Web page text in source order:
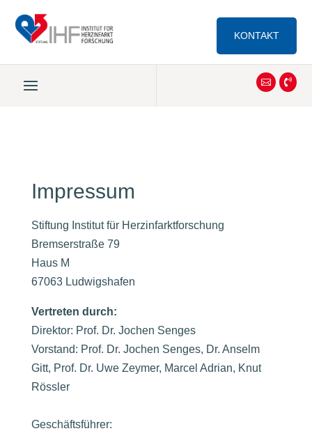
KONTAKT
 
Impressum
Stiftung Institut für Herzinfarktforschung
Bremserstraße 79
Haus M
67063 Ludwigshafen
Vertreten durch:
Direktor: Prof. Dr. Jochen Senges
Vorstand: Prof. Dr. Jochen Senges, Dr. Anselm
Gitt, Prof. Dr. Uwe Zeymer, Marcel Adrian, Knut
Rössler
Geschäftsführer: